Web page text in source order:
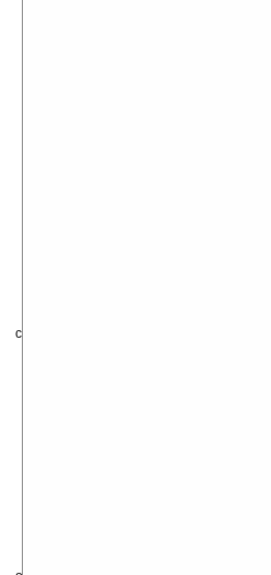
Gandolf,
Вторая новость о
следующие характеристики:
работа под управлением
дисплей с диагональю 2,4
Palm OS будет иметь тачскрин,
По предварительным